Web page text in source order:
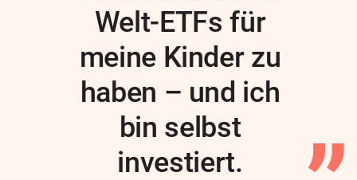
Welt-ETFs für
meine Kinder zu
haben – und ich
bin selbst
investiert.